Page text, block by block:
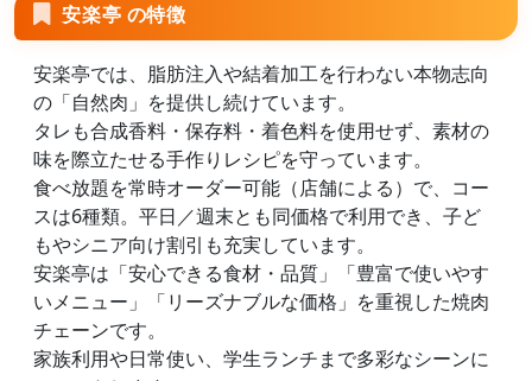
安楽亭 の特徴
安楽亭では、脂肪注入や結着加工を行わない本物志向
の「自然肉」を提供し続けています。
タレも合成香料・保存料・着色料を使用せず、素材の
味を際立たせる手作りレシピを守っています。
食べ放題を常時オーダー可能（店舗による）で、コー
スは6種類。平日／週末とも同価格で利用でき、子ど
もやシニア向け割引も充実しています。
安楽亭は「安心できる食材・品質」「豊富で使いやす
いメニュー」「リーズナブルな価格」を重視した焼肉
チェーンです。
家族利用や日常使い、学生ランチまで多彩なシーンに